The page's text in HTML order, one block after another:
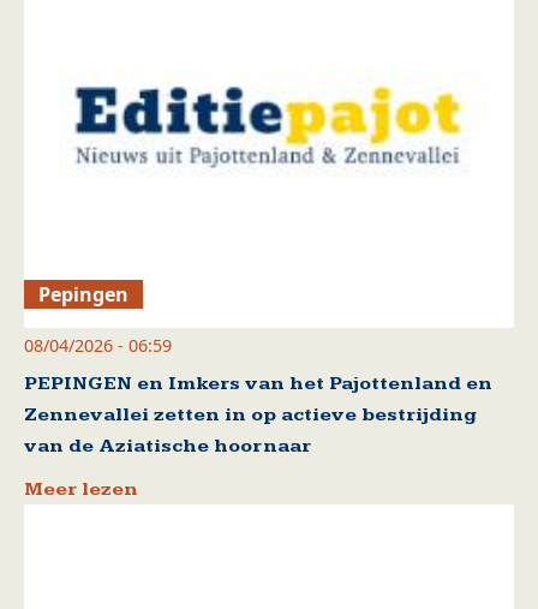
Pepingen
08/04/2026 - 06:59
PEPINGEN en Imkers van het Pajottenland en
Zennevallei zetten in op actieve bestrijding
van de Aziatische hoornaar
Meer lezen